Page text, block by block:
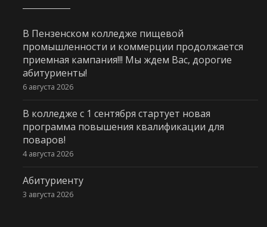
В Пензенском колледже пищевой
промышленности и коммерции продолжается
приемная кампания!!! Мы ждем Вас, дорогие
абитуриенты!
6 августа 2026
В колледже с 1 сентября стартует новая
программа повышения квалификации для
поваров!
4 августа 2026
Абитуриенту
3 августа 2026